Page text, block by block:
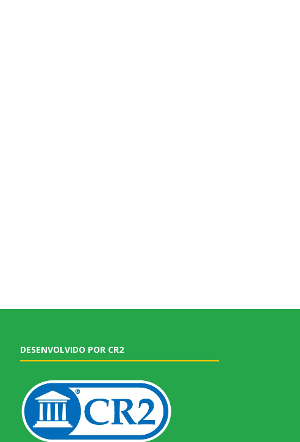
DESENVOLVIDO POR CR2